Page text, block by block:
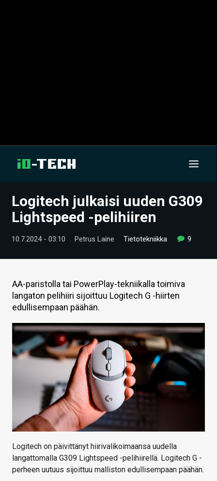
UUTISET
TIETOA
HINTA.FI
KAUPPA
VAIHDA TEEMA
Logitech julkaisi uuden G309
Lightspeed -pelihiiren
10.7.2024 - 03:10 Petrus Laine Tietotekniikka 9
AA-paristolla tai PowerPlay-tekniikalla toimiva
langaton pelihiiri sijoittuu Logitech G -hiirten
edullisempaan päähän.
Logitech on päivittänyt hiirivalikoimaansa uudella
langattomalla G309 Lightspeed -pelihiirellä. Logitech G -
perheen uutuus sijoittuu malliston edullisempaan päähän.